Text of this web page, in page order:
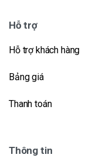
Hỗ trợ
Hỗ trợ khách hàng
Bảng giá
Thanh toán
Thông tin